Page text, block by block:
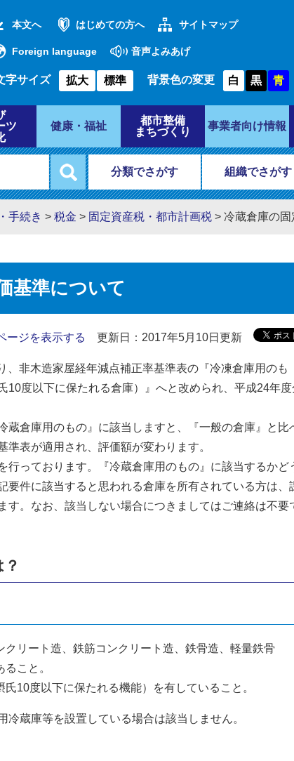
本文へ はじめての方へ サイトマップ
Foreign language 音声よみあげ
字サイズ 拡大 標準 背景色の変更 白 黒 青
ツ
健康・福祉
都市整備
まちづくり
事業者向け情報
分類でさがす 組織でさがす
手続き > 税金 > 固定資産税・都市計画税 > 冷蔵倉庫の
基準について
ージを表示する 更新日：2017年5月10日更新
非木造家屋経年減点補正率基準表の『冷凍倉庫用のも
10度以下に保たれる倉庫）』へと改められ、平成24年度
蔵倉庫用のもの』に該当しますと、『一般の倉庫』と比
表が適用され、評価額が変わります。
行っております。『冷蔵倉庫用のもの』に該当するかど
要件に該当すると思われる倉庫を所有されている方は、
す。なお、該当しない場合につきましてはご連絡は不要
リート造、鉄筋コンクリート造、鉄骨造、軽量鉄骨
こと。
10度以下に保たれる機能）を有していること。
蔵庫等を設置している場合は該当しません。